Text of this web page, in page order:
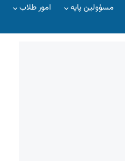
مسؤولین پایه امور طلاب